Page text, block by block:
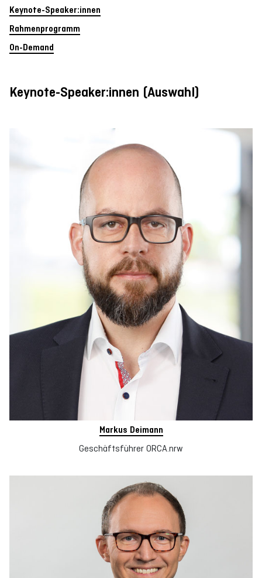
Keynote-Speaker:innen
Rahmenprogramm
On-Demand
Keynote-Speaker:innen (Auswahl)
Markus Deimann
Geschäftsführer ORCA.nrw